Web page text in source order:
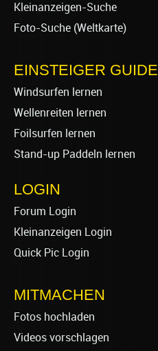
Kleinanzeigen-Suche
Foto-Suche (Weltkarte)
EINSTEIGER GUIDE
Windsurfen lernen
Wellenreiten lernen
Foilsurfen lernen
Stand-up Paddeln lernen
LOGIN
Forum Login
Kleinanzeigen Login
Quick Pic Login
MITMACHEN
Fotos hochladen
Videos vorschlagen